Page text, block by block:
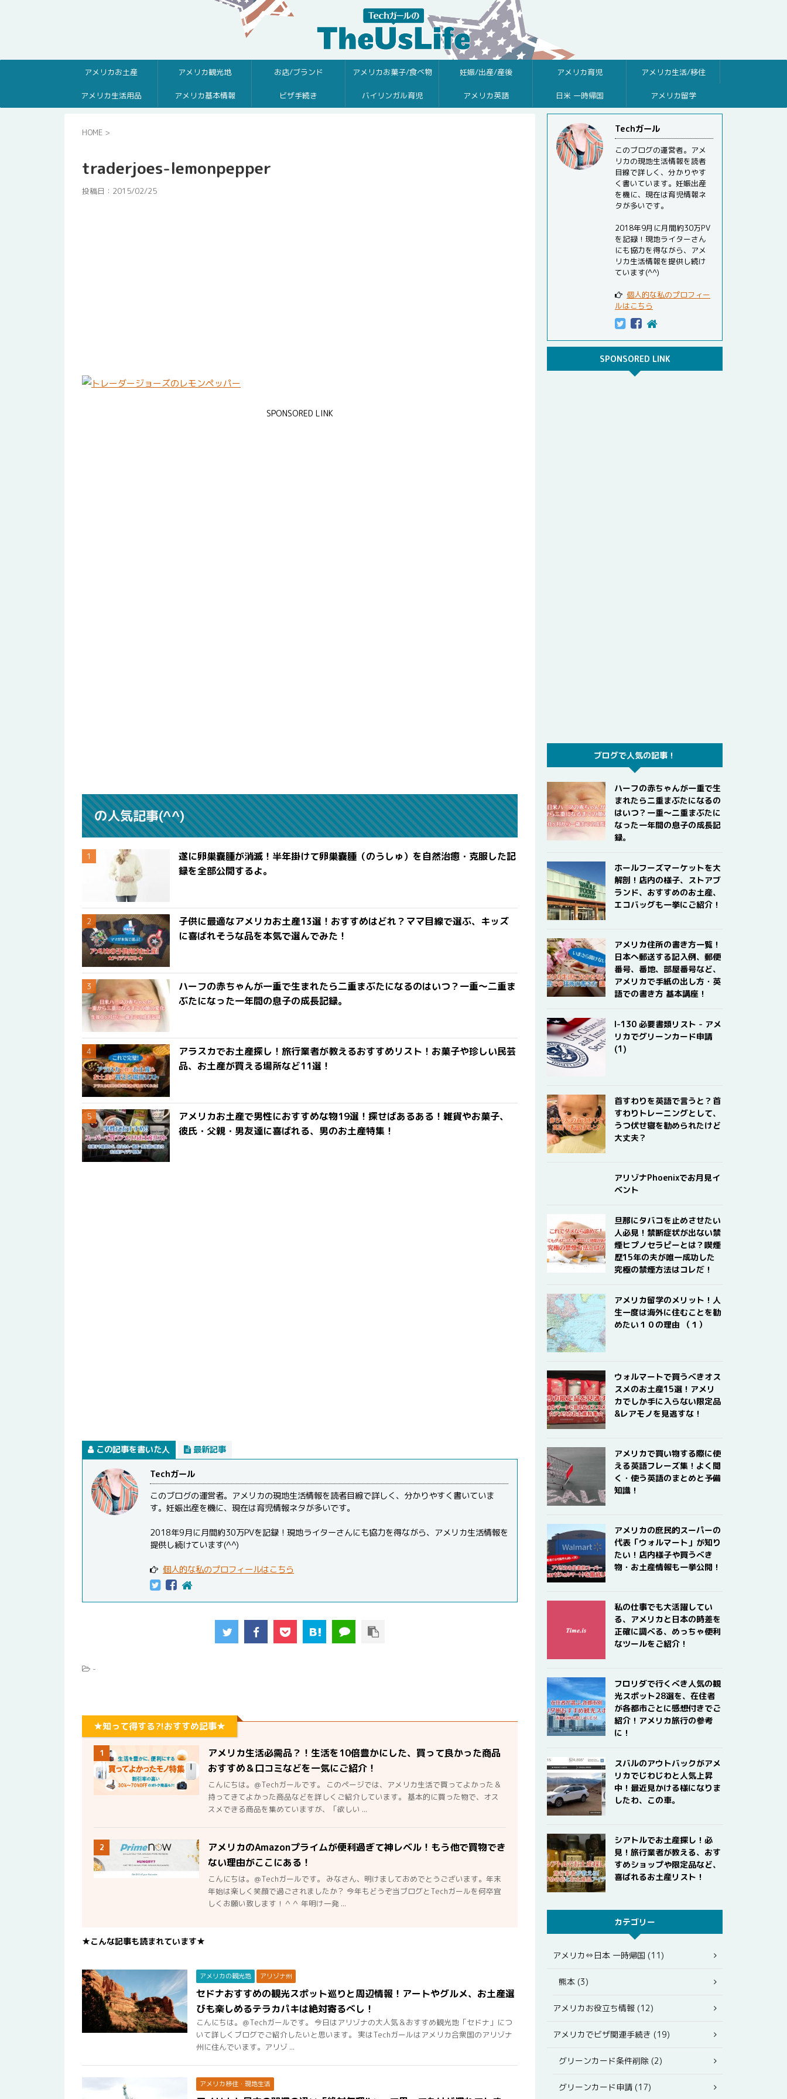
アメリカお土産 アメリカ観光地 お店/ブランド アメリカお菓子/食べ物 妊娠/出産/産後 アメリカ育児 アメリカ生活/移住
アメリカ生活用品 アメリカ基本情報 ビザ手続き バイリンガル育児 アメリカ英語 日米 一時帰国 アメリカ留学
HOME >
traderjoes-lemonpepper
投稿日： 2015/02/25
SPONSORED LINK
の人気記事(^^)
遂に卵巣嚢腫が消滅！半年掛けて卵巣嚢腫（のうしゅ）を自然治癒・克服した記
録を全部公開するよ。
子供に最適なアメリカお土産13選！おすすめはどれ？ママ目線で選ぶ、キッズ
に喜ばれそうな品を本気で選んでみた！
ハーフの赤ちゃんが一重で生まれたら二重まぶたになるのはいつ？一重〜二重ま
ぶたになった一年間の息子の成長記録。
アラスカでお土産探し！旅行業者が教えるおすすめリスト！お菓子や珍しい民芸
品、お土産が買える場所など11選！
アメリカお土産で男性におすすめな物19選！探せばあるある！雑貨やお菓子、
彼氏・父親・男友達に喜ばれる、男のお土産特集！
この記事を書いた人 最新記事
Techガール
このブログの運営者。アメリカの現地生活情報を読者目線で詳しく、分かりやすく書いていま
す。妊娠出産を機に、現在は育児情報ネタが多いです。
2018年9月に月間約30万PVを記録！現地ライターさんにも協力を得ながら、アメリカ生活情報を
提供し続けています(^^)
個人的な私のプロフィールはこちら
-
★知って得する?!おすすめ記事★
1
アメリカ生活必需品？！生活を10倍豊かにした、買って良かった商品
おすすめ＆口コミなどを一気にご紹介！
こんにちは。＠Techガールです。 このページでは、アメリカ生活で買ってよかった＆
持ってきてよかった商品などを詳しくご紹介しています。 基本的に買った物で、オス
スメできる商品を集めていますが、「欲しい ...
2
アメリカのAmazonプライムが便利過ぎて神レベル！もう他で買物でき
ない理由がここにある！
こんにちは。＠Techガールです。 みなさん、明けましておめでとうございます。年末
年始は楽しく笑顔で過ごされましたか？ 今年もどうぞ当ブログとTechガールを何卒宜
しくお願い致します！＾＾ 年明け一発 ...
★こんな記事も読まれています★
アメリカの観光地 アリゾナ州
セドナおすすめの観光スポット巡りと周辺情報！アートやグルメ、お土産選
びも楽しめるテラカパキは絶対寄るべし！
こんにちは。＠Techガールです。 今日はアリゾナの大人気＆おすすめ観光地「セドナ」につ
いて詳しくブログでご紹介したいと思います。 実はTechガールはアメリカ合衆国のアリゾナ
州に住んでいます。アリゾ ...
アメリカ移住・現地生活
Techガール
このブログの運営者。アメ
リカの現地生活情報を読者
目線で詳しく、分かりやす
く書いています。妊娠出産
を機に、現在は育児情報ネ
タが多いです。
2018年9月に月間約30万PV
を記録！現地ライターさん
にも協力を得ながら、アメ
リカ生活情報を提供し続け
ています(^^)
個人的な私のプロフィー
ルはこちら
SPONSORED LINK
ブログで人気の記事！
ハーフの赤ちゃんが一重で生
まれたら二重まぶたになるの
はいつ？一重〜二重まぶたに
なった一年間の息子の成長記
録。
ホールフーズマーケットを大
解剖！店内の様子、ストアブ
ランド、おすすめのお土産、
エコバッグも一挙にご紹介！
アメリカ住所の書き方一覧！
日本へ郵送する記入例、郵便
番号、番地、部屋番号など、
アメリカで手紙の出し方・英
語での書き方 基本講座！
I-130 必要書類リスト - アメ
リカでグリーンカード申請
(1)
首すわりを英語で言うと？首
すわりトレーニングとして、
うつ伏せ寝を勧められたけど
大丈夫？
アリゾナPhoenixでお月見イ
ベント
旦那にタバコを止めさせたい
人必見！禁断症状が出ない禁
煙ヒプノセラピーとは？喫煙
歴15年の夫が唯一成功した
究極の禁煙方法はコレだ！
アメリカ留学のメリット！人
生一度は海外に住むことを勧
めたい１０の理由 （１）
ウォルマートで買うべきオス
スメのお土産15選！アメリ
カでしか手に入らない限定品
&レアモノを見逃すな！
アメリカで買い物する際に使
える英語フレーズ集！よく聞
く・使う英語のまとめと予備
知識！
アメリカの庶民的スーパーの
代表「ウォルマート」が知り
たい！店内様子や買うべき
物・お土産情報も一挙公開！
私の仕事でも大活躍してい
る、アメリカと日本の時差を
正確に調べる、めっちゃ便利
なツールをご紹介！
フロリダで行くべき人気の観
光スポット28選を、在住者
が各都市ごとに感想付きでご
紹介！アメリカ旅行の参考
に！
スバルのアウトバックがアメ
リカでじわじわと人気上昇
中！最近見かける様になりま
したわ、この車。
シアトルでお土産探し！必
見！旅行業者が教える、おす
すめショップや限定品など、
喜ばれるお土産リスト！
カテゴリー
アメリカ⇔日本 一時帰国 (11)
熊本 (3)
アメリカお役立ち情報 (12)
アメリカでビザ関連手続き (19)
グリーンカード条件削除 (2)
グリーンカード申請 (17)